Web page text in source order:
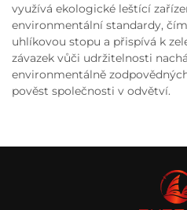
využívá ekologické leštící
environmentální standardy,
uhlíkovou stopu a přispívá k
závazek vůči udržitelnosti
environmentálně
pověst společnosti v odvětví.